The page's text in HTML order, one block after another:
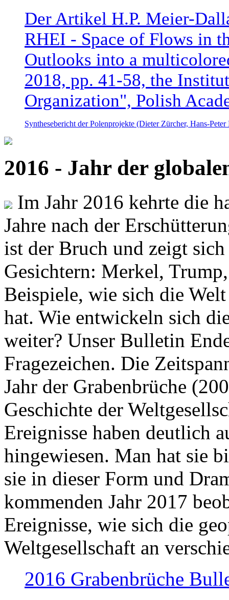
Der Artikel H.P. Meier-
RHEI - Space of Flows in
Outlooks into a
2018, pp. 41-58, the
Organization", Polish
Synthesebericht der Polenprojekte (Dieter Zürcher, Hans-
2016 - Jahr der
Im Jahr 2016 kehrte die
Jahre nach der
ist der Bruch und zeigt
Gesichtern: Merkel,
Beispiele, wie sich die
hat. Wie entwickeln sich
weiter? Unser Bulletin
Fragezeichen. Die
Jahr der Grabenbrüche
Geschichte der
Ereignisse haben deutlich
hingewiesen. Man hat sie
sie in dieser Form und
kommenden Jahr 2017
Ereignisse, wie sich die
Weltgesellschaft an
2016 Grabenbrüche